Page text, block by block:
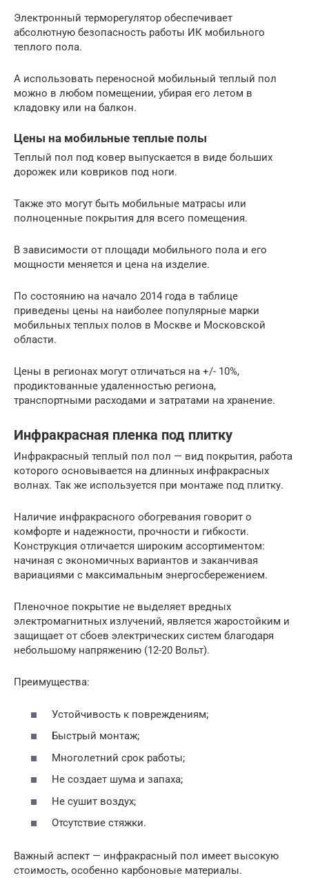
Электронный терморегулятор обеспечивает
абсолютную безопасность работы ИК мобильного
теплого пола.
А использовать переносной мобильный теплый пол
можно в любом помещении, убирая его летом в
кладовку или на балкон.
Цены на мобильные теплые полы
Теплый пол под ковер выпускается в виде больших
дорожек или ковриков под ноги.
Также это могут быть мобильные матрасы или
полноценные покрытия для всего помещения.
В зависимости от площади мобильного пола и его
мощности меняется и цена на изделие.
По состоянию на начало 2014 года в таблице
приведены цены на наиболее популярные марки
мобильных теплых полов в Москве и Московской
области.
Цены в регионах могут отличаться на +/- 10%,
продиктованные удаленностью региона,
транспортными расходами и затратами на хранение.
Инфракрасная пленка под плитку
Инфракрасный теплый пол пол — вид покрытия, работа
которого основывается на длинных инфракрасных
волнах. Так же используется при монтаже под плитку.
Наличие инфракрасного обогревания говорит о
комфорте и надежности, прочности и гибкости.
Конструкция отличается широким ассортиментом:
начиная с экономичных вариантов и заканчивая
вариациями с максимальным энергосбережением.
Пленочное покрытие не выделяет вредных
электромагнитных излучений, является жаростойким и
защищает от сбоев электрических систем благодаря
небольшому напряжению (12-20 Вольт).
Преимущества:
Устойчивость к повреждениям;
Быстрый монтаж;
Многолетний срок работы;
Не создает шума и запаха;
Не сушит воздух;
Отсутствие стяжки.
Важный аспект — инфракрасный пол имеет высокую
стоимость, особенно карбоновые материалы.